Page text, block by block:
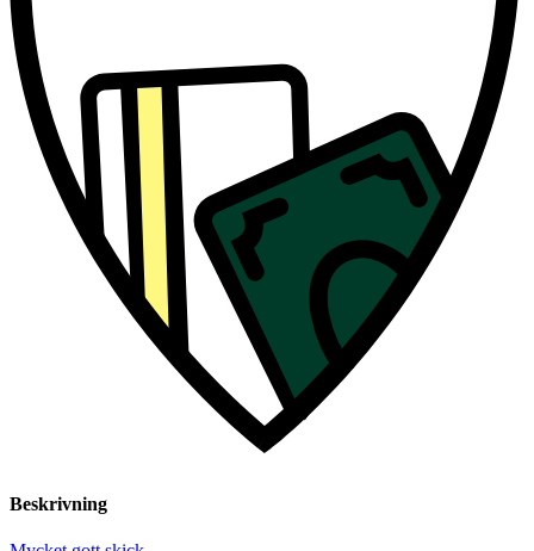
Beskrivning